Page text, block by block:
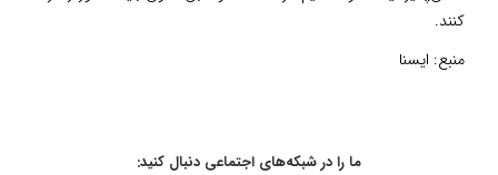
کنند.
منبع: ایسنا
ما را در شبکه‌های اجتماعی دنبال کنید: